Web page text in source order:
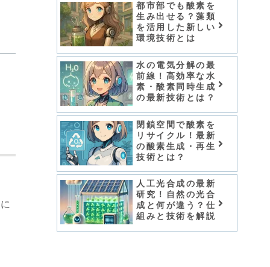
都市部でも酸素を
生み出せる？藻類
を活用した新しい
環境技術とは
水の電気分解の最
前線！高効率な水
素・酸素同時生成
の最新技術とは？
閉鎖空間で酸素を
リサイクル！最新
の酸素生成・再生
技術とは？
人工光合成の最新
研究！自然の光合
成と何が違う？仕
組みと技術を解説